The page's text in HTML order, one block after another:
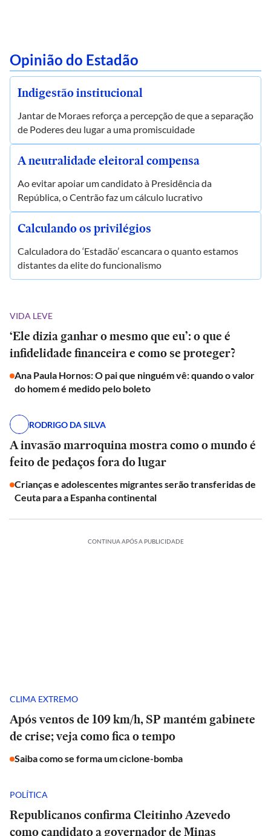
Opinião do Estadão
Indigestão institucional
Jantar de Moraes reforça a percepção de que a separação
de Poderes deu lugar a uma promiscuidade
A neutralidade eleitoral compensa
Ao evitar apoiar um candidato à Presidência da
República, o Centrão faz um cálculo lucrativo
Calculando os privilégios
Calculadora do ‘Estadão’ escancara o quanto estamos
distantes da elite do funcionalismo
VIDA LEVE
‘Ele dizia ganhar o mesmo que eu’: o que é
infidelidade financeira e como se proteger?
Ana Paula Hornos: O pai que ninguém vê: quando o valor
do homem é medido pelo boleto
RODRIGO DA SILVA
A invasão marroquina mostra como o mundo é
feito de pedaços fora do lugar
Crianças e adolescentes migrantes serão transferidas de
Ceuta para a Espanha continental
CONTINUA APÓS A PUBLICIDADE
CLIMA EXTREMO
Após ventos de 109 km/h, SP mantém gabinete
de crise; veja como fica o tempo
Saiba como se forma um ciclone-bomba
POLÍTICA
Republicanos confirma Cleitinho Azevedo
como candidato a governador de Minas